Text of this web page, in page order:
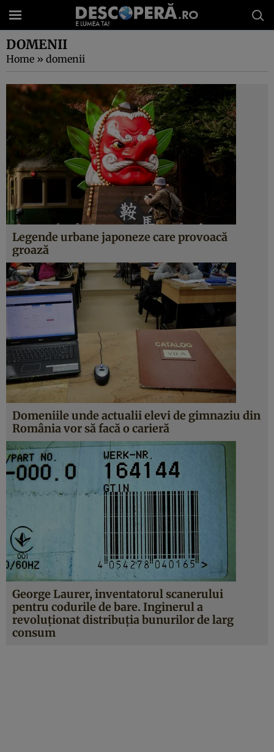
DOMENII
Home » domenii
Legende urbane japoneze care provoacă
groază
Domeniile unde actualii elevi de gimnaziu din
România vor să facă o carieră
George Laurer, inventatorul scanerului
pentru codurile de bare. Inginerul a
revoluţionat distribuţia bunurilor de larg
consum